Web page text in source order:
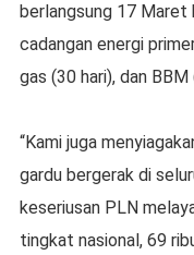
berlangsung 17 Maret
cadangan energi
gas (30 hari), dan BBM
“Kami juga
gardu bergerak di
keseriusan PLN
tingkat nasional, 69